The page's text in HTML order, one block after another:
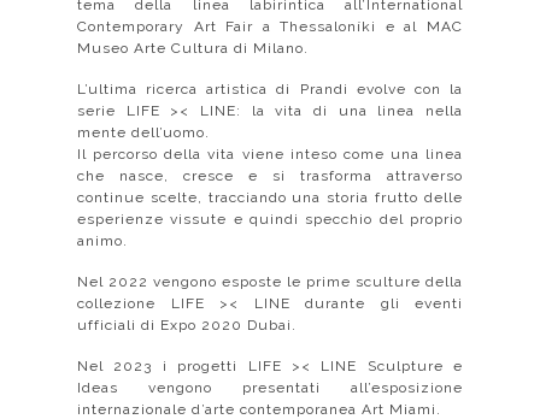
tema della linea labirintica all’International
Contemporary Art Fair a Thessaloníki e al MAC
Museo Arte Cultura di Milano.
L’ultima ricerca artistica di Prandi evolve con la
serie LIFE >< LINE: la vita di una linea nella
mente dell’uomo.
Il percorso della vita viene inteso come una linea
che nasce, cresce e si trasforma attraverso
continue scelte, tracciando una storia frutto delle
esperienze vissute e quindi specchio del proprio
animo.
Nel 2022 vengono esposte le prime sculture della
collezione LIFE >< LINE durante gli eventi
ufficiali di Expo 2020 Dubai.
Nel 2023 i progetti LIFE >< LINE Sculpture e
Ideas vengono presentati all’esposizione
internazionale d’arte contemporanea Art Miami.